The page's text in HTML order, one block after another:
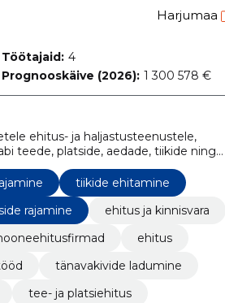
Harjumaa
Töötajaid: 4
Prognooskäive (2026): 1 300 578 €
ehitus- ja haljastusteenustele,
teede, platside, aedade, tiikide ning
tiikide ehitamine
rajamine
ehitus ja kinnisvara
ehitus
tänavakivide ladumine
tee- ja platsiehitus